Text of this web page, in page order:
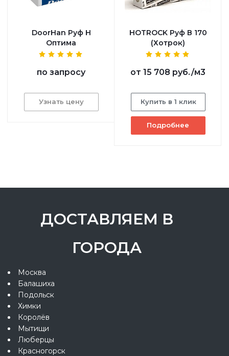
DoorHan Руф Н
Оптима
по запросу
Узнать цену
HOTROCK Руф В 170
(Хотрок)
от 15 708 руб./м3
Купить в 1 клик
Подробнее
ДОСТАВЛЯЕМ В
ГОРОДА
Москва
Балашиха
Подольск
Химки
Королёв
Мытищи
Люберцы
Красногорск